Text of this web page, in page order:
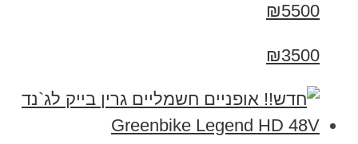
₪5500
₪3500